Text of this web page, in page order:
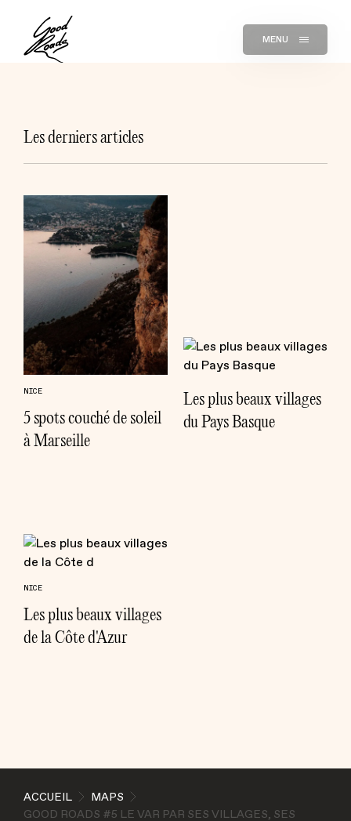
MENU
Les derniers articles
NICE
5 spots couché de soleil
à Marseille
Les plus beaux villages
du Pays Basque
NICE
Les plus beaux villages
de la Côte d'Azur
ACCUEIL
MAPS
GOOD ROADS #5 LE VAR PAR SES VILLAGES, SES